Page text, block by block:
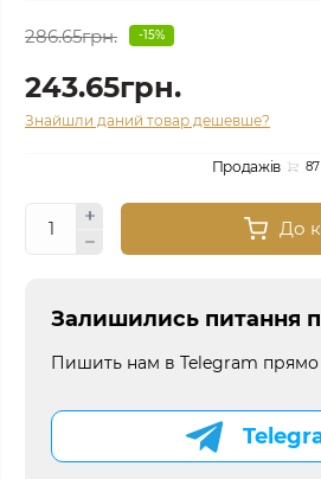
286.65грн. -15%
243.65грн.
Знайшли даний товар дешевше?
Продажів 87
До
Залишились питання
Пишить нам в Telegram прямо